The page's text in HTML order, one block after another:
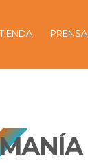
TIENDA PRENSA